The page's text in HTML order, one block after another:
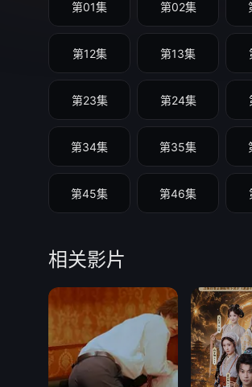
第01集 第02集
第12集 第13集
第23集 第24集
第34集 第35集
第45集 第46集
相关影片